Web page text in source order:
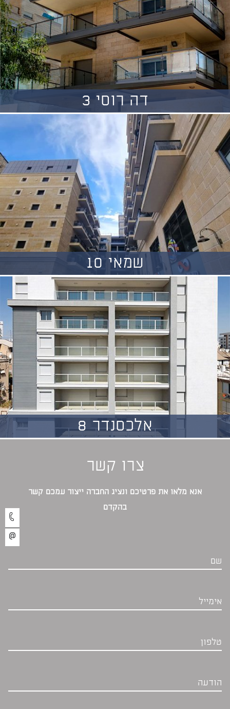
דה רוסי 3
שמאי 10
אלכסנדר 8
צרו קשר
אנא מלאו את פרטיכם ונציג החברה ייצור עמכם קשר
בהקדם‎
שם
אימייל
טלפון
הודעה